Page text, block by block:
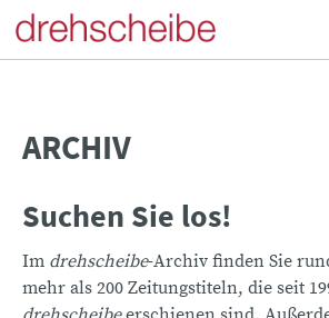
ARCHIV
Suchen Sie los!
Im drehscheibe-Archiv finden Sie
mehr als 200 Zeitungstiteln, die seit